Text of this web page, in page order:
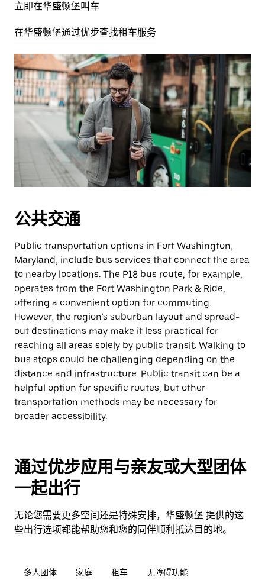
立即在华盛顿堡叫车
在华盛顿堡通过优步查找租车服务
公共交通
Public transportation options in Fort Washington,
Maryland, include bus services that connect the area
to nearby locations. The P18 bus route, for example,
operates from the Fort Washington Park & Ride,
offering a convenient option for commuting.
However, the region’s suburban layout and spread-
out destinations may make it less practical for
reaching all areas solely by public transit. Walking to
bus stops could be challenging depending on the
distance and infrastructure. Public transit can be a
helpful option for specific routes, but other
transportation methods may be necessary for
broader accessibility.
通过优步应用与亲友或大型团体
一起出行
无论您需要更多空间还是特殊安排，华盛顿堡 提供的这
些出行选项都能帮助您和您的同伴顺利抵达目的地。
多人团体 家庭 租车 无障碍功能